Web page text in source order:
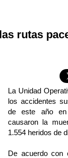
rutas
La Unidad
los accidentes
de este año
causaron la
1.554 heridos de
De acuerdo con